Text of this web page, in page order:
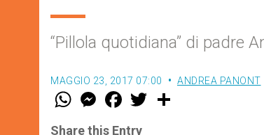
“Pillola quotidiana” di padre
MAGGIO 23, 2017 07:00 ANDREA PANONT
W
t
M
e
s
F
a
e
w
Share this Entry